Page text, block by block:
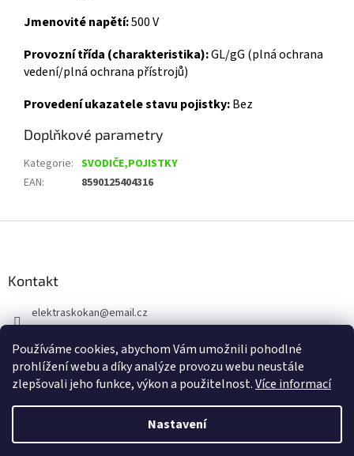
Používáme cookies, abychom Vám umožnili pohodlné
prohlížení webu a díky analýze provozu webu neustále
zlepšovali jeho funkce, výkon a použitelnost.Více informací
Nastavení
Jmenovité napětí:500 V
Provozní třída (charakteristika):GL/gG (plná ochrana
vedení/plná ochrana přístrojů)
Provedení ukazatele stavu pojistky:Bez
Doplňkové parametry
Kategorie: SVODIČE,POJISTKY
EAN: 8590125404316
Kontakt
elektraskokan@email.cz
+420 737 802 398
Vytvořil Shoptet